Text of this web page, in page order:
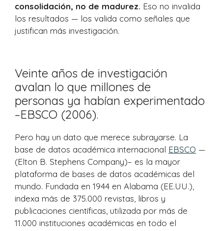
consolidación, no de madurez. Eso no invalida
los resultados — los valida como señales que
justifican más investigación.
Veinte años de investigación
avalan lo que millones de
personas ya habían experimentado
–EBSCO (2006).
Pero hay un dato que merece subrayarse. La
base de datos académica internacional EBSCO —
(Elton B. Stephens Company)– es la mayor
plataforma de bases de datos académicas del
mundo. Fundada en 1944 en Alabama (EE.UU.),
indexa más de 375.000 revistas, libros y
publicaciones científicas, utilizada por más de
11.000 instituciones académicas en todo el